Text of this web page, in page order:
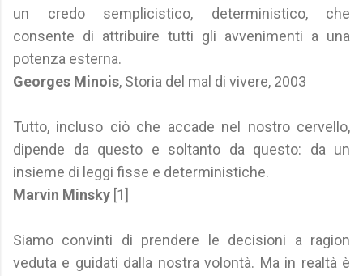
un credo semplicistico, deterministico, che
consente di attribuire tutti gli avvenimenti a una
potenza esterna.
Georges Minois, Storia del mal di vivere, 2003
Tutto, incluso ciò che accade nel nostro cervello,
dipende da questo e soltanto da questo: da un
insieme di leggi fisse e deterministiche.
Marvin Minsky [1]
Siamo convinti di prendere le decisioni a ragion
veduta e guidati dalla nostra volontà. Ma in realtà è